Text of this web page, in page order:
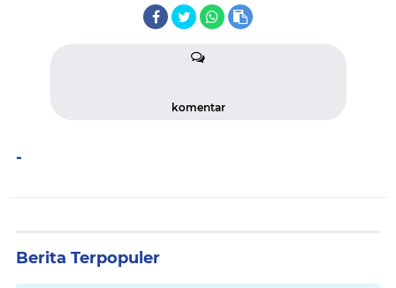
komentar
-
Berita Terpopuler